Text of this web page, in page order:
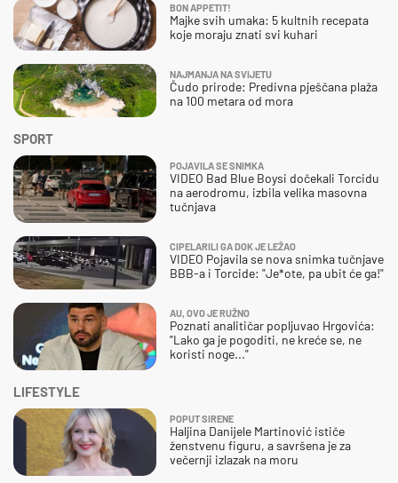
SPORT
POJAVILA SE SNIMKA
VIDEO Bad Blue Boysi dočekali Torcidu
na aerodromu, izbila velika masovna
tučnjava
CIPELARILI GA DOK JE LEŽAO
VIDEO Pojavila se nova snimka tučnjave
BBB-a i Torcide: "Je*ote, pa ubit će ga!"
AU, OVO JE RUŽNO
Poznati analitičar popljuvao Hrgovića:
"Lako ga je pogoditi, ne kreće se, ne
koristi noge..."
BON APPETIT!
Majke svih umaka: 5 kultnih recepata
koje moraju znati svi kuhari
NAJMANJA NA SVIJETU
Čudo prirode: Predivna pješčana plaža
na 100 metara od mora
LIFESTYLE
POPUT SIRENE
Haljina Danijele Martinović ističe
ženstvenu figuru, a savršena je za
večernji izlazak na moru